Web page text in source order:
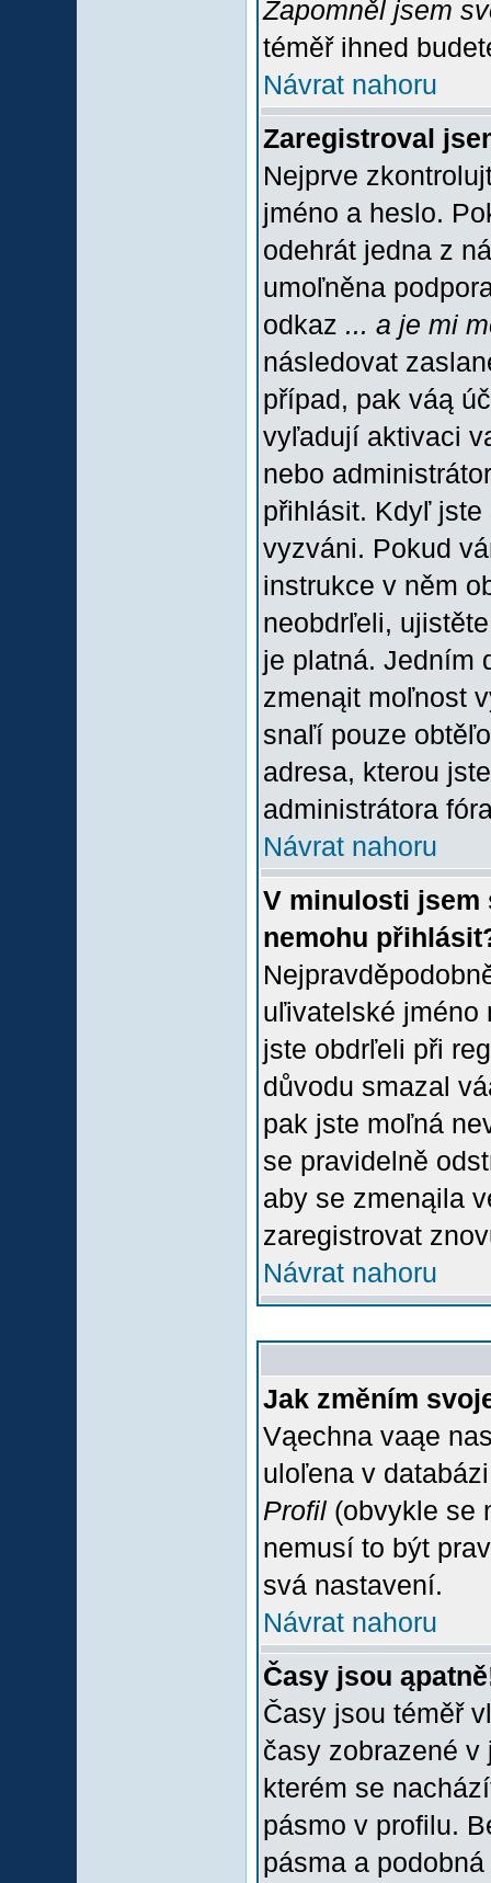
Zapomněl jsem
téměř ihned
Návrat nahoru
Zaregistroval
Nejprve
jméno a heslo.
odehrát jedna z
umoľněna
odkaz ... a je mi
následovat
případ, pak váą
vyľadují aktivaci
nebo
přihlásit. Kdyľ
vyzváni. Pokud
instrukce v něm
neobdrľeli,
je platná. Jedním
zmenąit moľnost
snaľí pouze
adresa, kterou
administrátora
Návrat nahoru
V minulosti jsem
nemohu
uľivatelské jméno
jste obdrľeli při
důvodu smazal
pak jste moľná
se pravidelně
aby se zmenąila
zaregistrovat
Návrat nahoru
Jak změním
Vąechna vaąe
uloľena v
Profil (obvykle se
nemusí to být
svá nastavení.
Návrat nahoru
Časy jsou
Časy jsou téměř
časy zobrazené
kterém se
pásmo v profilu.
pásma a